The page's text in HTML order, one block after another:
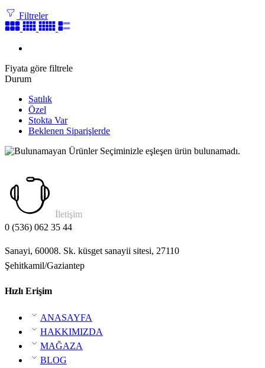
Filtreler
Fiyata göre filtrele
Durum
Satılık
Özel
Stokta Var
Beklenen Siparişlerde
Seçiminizle eşleşen ürün bulunamadı.
İletişim
0 (536) 062 35 44
Sanayi, 60008. Sk. küsget sanayii sitesi, 27110
Şehitkamil/Gaziantep
Hızlı Erişim
ANASAYFA
HAKKIMIZDA
MAĞAZA
BLOG